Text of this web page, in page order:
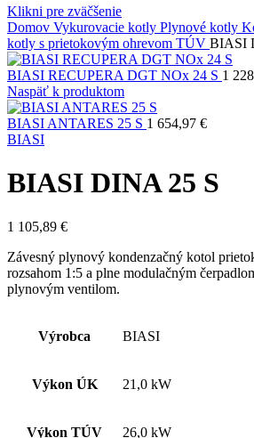
Klikni pre zväčšenie
Domov Vykurovacie kotly Plynové kotly
kotly s prietokovým ohrevom TÚV BIASI
BIASI RECUPERA DGT NOx 24 S 1
Naspäť k produktom
BIASI ANTARES 25 S 1 654,97 €
BIASI
BIASI DINA 25 S
1 105,89 €
Závesný plynový kondenzačný kotol
rozsahom 1:5 a plne modulačným
plynovým ventilom.
Výrobca BIASI
Výkon ÚK 21,0 kW
Výkon TÚV 26,0 kW